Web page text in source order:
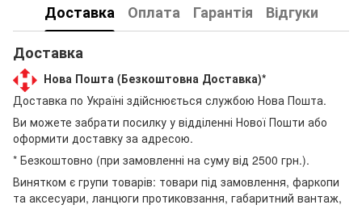
Доставка Оплата Гарантія
Відгуки
Доставка
Нова Пошта (Безкоштовна Доставка)*
Доставка по Україні здійснюється службою Нова Пошта.
Ви можете забрати посилку у відділенні Нової Пошти або
оформити доставку за адресою.
* Безкоштовно (при замовленні на суму від 2500 грн.).
Винятком є групи товарів: товари під замовлення, фаркопи
та аксесуари, ланцюги протиковзання, габаритний вантаж,